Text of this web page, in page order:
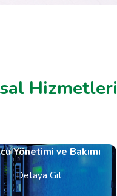
Hizmetleri
Yönetimi ve Bakımı
Detaya Git